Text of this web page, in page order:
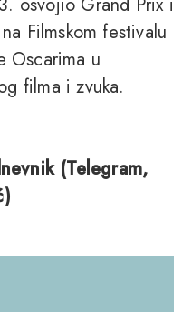
Filmskom festivalu
Oscarima u
filma i zvuka.
(Telegram,